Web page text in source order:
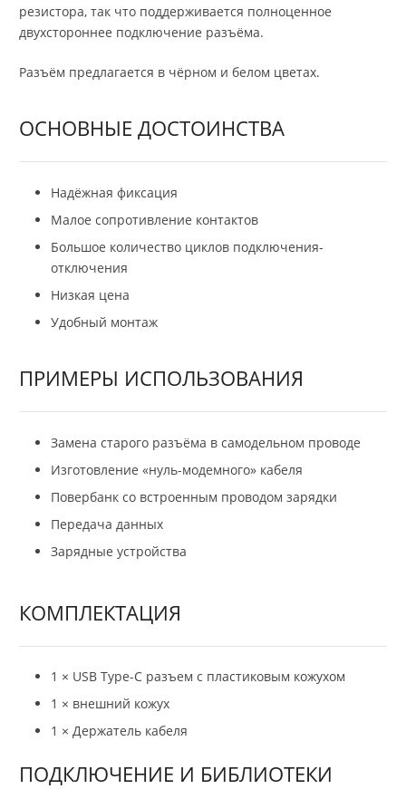
резистора, так что поддерживается полноценное
двухстороннее подключение разъёма.
Разъём предлагается в чёрном и белом цветах.
ОСНОВНЫЕ ДОСТОИНСТВА
Надёжная фиксация
Малое сопротивление контактов
Большое количество циклов подключения-
отключения
Низкая цена
Удобный монтаж
ПРИМЕРЫ ИСПОЛЬЗОВАНИЯ
Замена старого разъёма в самодельном проводе
Изготовление «нуль-модемного» кабеля
Повербанк со встроенным проводом зарядки
Передача данных
Зарядные устройства
КОМПЛЕКТАЦИЯ
1 × USB Type-C разъем с пластиковым кожухом
1 × внешний кожух
1 × Держатель кабеля
ПОДКЛЮЧЕНИЕ И БИБЛИОТЕКИ